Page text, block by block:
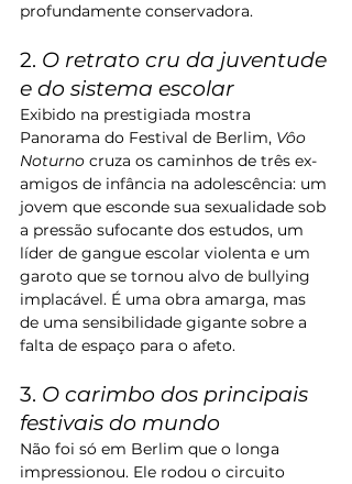
profundamente conservadora.
2. O retrato cru da juventude
e do sistema escolar
Exibido na prestigiada mostra
Panorama do Festival de Berlim, Vôo
Noturno cruza os caminhos de três ex-
amigos de infância na adolescência: um
jovem que esconde sua sexualidade sob
a pressão sufocante dos estudos, um
líder de gangue escolar violenta e um
garoto que se tornou alvo de bullying
implacável. É uma obra amarga, mas
de uma sensibilidade gigante sobre a
falta de espaço para o afeto.
3. O carimbo dos principais
festivais do mundo
Não foi só em Berlim que o longa
impressionou. Ele rodou o circuito